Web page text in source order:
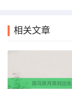
相关文章